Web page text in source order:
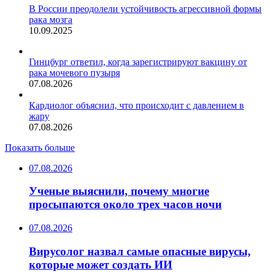
В России преодолели устойчивость агрессивной формы
рака мозга
10.09.2025
Гинцбург ответил, когда зарегистрируют вакцину от
рака мочевого пузыря
07.08.2026
Кардиолог объяснил, что происходит с давлением в
жару
07.08.2026
Показать больше
07.08.2026
Ученые выяснили, почему многие
просыпаются около трех часов ночи
07.08.2026
Вирусолог назвал самые опасные вирусы,
которые может создать ИИ